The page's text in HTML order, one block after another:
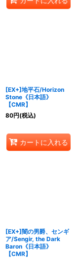
[EX+]地平石/Horizon
Stone《日本語》
【CMR】
80円(税込)
カートに入れる
[EX+]闇の男爵、センギ
ア/Sengir, the Dark
Baron《日本語》
【CMR】